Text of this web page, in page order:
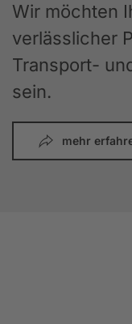
Wir möchten
verlässlicher
Transport-
sein.
mehr